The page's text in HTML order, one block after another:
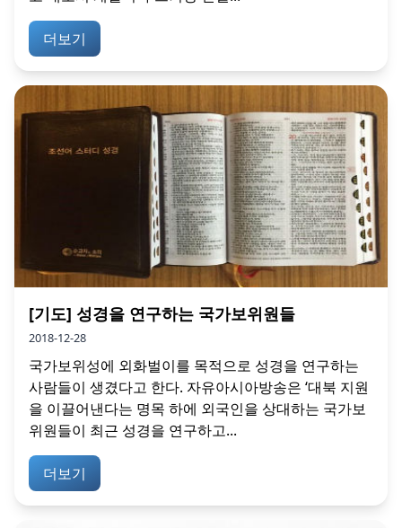
더보기
[기도] 성경을 연구하는 국가보위원들
2018-12-28
국가보위성에 외화벌이를 목적으로 성경을 연구하는
사람들이 생겼다고 한다. 자유아시아방송은 ‘대북 지원
을 이끌어낸다는 명목 하에 외국인을 상대하는 국가보
위원들이 최근 성경을 연구하고...
더보기